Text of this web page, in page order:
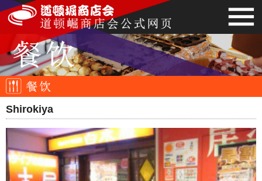
Shirokiya